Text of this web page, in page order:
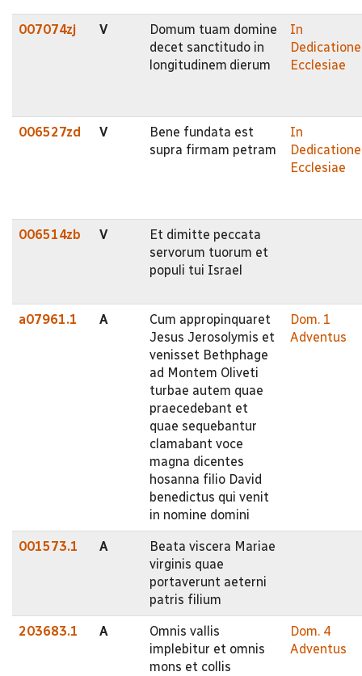
007074zj V
Domum tuam domine
decet sanctitudo in
longitudinem dierum
In
Dedicatione
Ecclesiae
006527zd V
Bene fundata est
supra firmam petram
In
Dedicatione
Ecclesiae
006514zb V
Et dimitte peccata
servorum tuorum et
populi tui Israel
a07961.1 A
Cum appropinquaret
Jesus Jerosolymis et
venisset Bethphage
ad Montem Oliveti
turbae autem quae
praecedebant et
quae sequebantur
clamabant voce
magna dicentes
hosanna filio David
benedictus qui venit
in nomine domini
Dom. 1
Adventus
001573.1 A
Beata viscera Mariae
virginis quae
portaverunt aeterni
patris filium
203683.1 A
Omnis vallis
implebitur et omnis
mons et collis
Dom. 4
Adventus